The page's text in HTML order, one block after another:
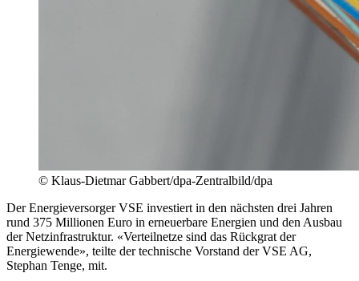
© Klaus-Dietmar Gabbert/dpa-Zentralbild/dpa
Der Energieversorger VSE investiert in den nächsten drei Jahren
rund 375 Millionen Euro in erneuerbare Energien und den Ausbau
der Netzinfrastruktur. «Verteilnetze sind das Rückgrat der
Energiewende», teilte der technische Vorstand der VSE AG,
Stephan Tenge, mit.